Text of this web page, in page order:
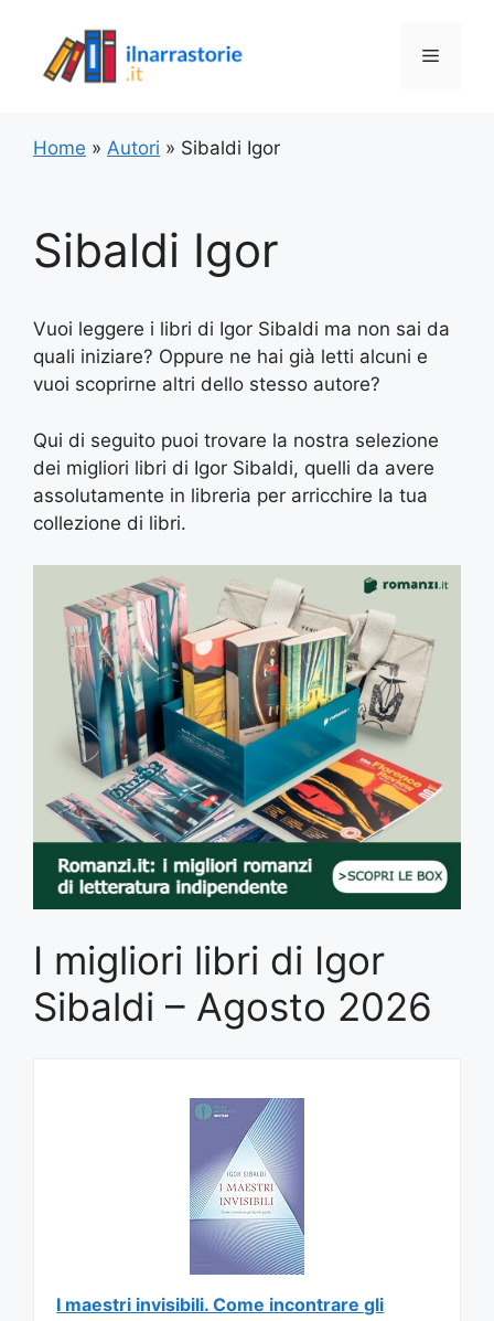
contenuto
Menu
Home » Autori » Sibaldi Igor
Sibaldi Igor
Vuoi leggere i libri di Igor Sibaldi ma non sai da
quali iniziare? Oppure ne hai già letti alcuni e
vuoi scoprirne altri dello stesso autore?
Qui di seguito puoi trovare la nostra selezione
dei migliori libri di Igor Sibaldi, quelli da avere
assolutamente in libreria per arricchire la tua
collezione di libri.
I migliori libri di Igor
Sibaldi – Agosto 2026
I maestri invisibili. Come incontrare gli